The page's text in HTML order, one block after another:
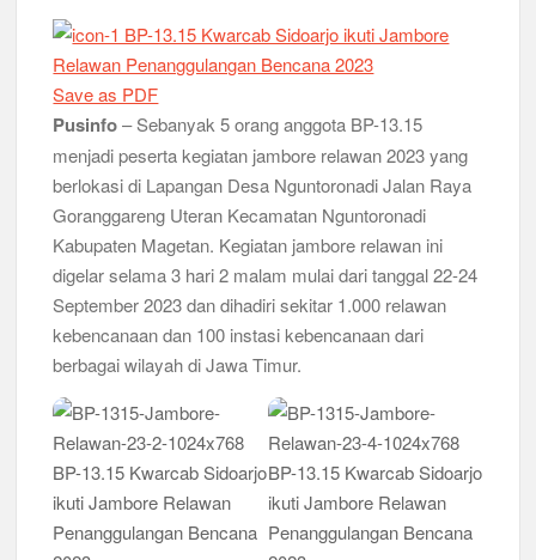
Cetak Generasi Tangguh
Pramuka SMKN 1 Jabon Tempa Disiplin dan Kepedulian
Sosial Melalui Jelajah Desa
Gemuruh Semangat di Pangkalan SMP YPM 1 Taman: Saat
Kompetisi Mencetak Karakter dan Merajut Generasi di PSCC
Perkuat Kepemimpinan dan Demokrasi, Kwarran Jabon Gelar
Dianpinsa serta Musppanitera 2026
Bukan Cuma Kemah! Pramuka SMK YPM 3 Taman Adopsi
Sistem Kerja Industri Lewat KPDA
Kwarran Porong Gembleng Penegak Pramuka Lewat Pelatihan
Keprotokoleran
Tumbuhkan Ceria dan Karakter Sejak Dini, 704 Pramuka
Siaga Ramaikan Pesta Siaga Kwarran Prambon 2026
Save as PDF
Pusinfo– Sebanyak 5 orang anggota BP-13.15
menjadi peserta kegiatan jambore relawan 2023 yang
berlokasi di Lapangan Desa Nguntoronadi Jalan Raya
Goranggareng Uteran Kecamatan Nguntoronadi
Kabupaten Magetan. Kegiatan jambore relawan ini
digelar selama 3 hari 2 malam mulai dari tanggal 22-24
September 2023 dan dihadiri sekitar 1.000 relawan
kebencanaan dan 100 instasi kebencanaan dari
berbagai wilayah di Jawa Timur.